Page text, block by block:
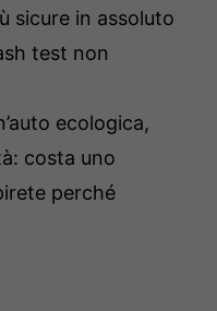
sicure in assoluto
test non
ecologica,
costa uno
perché